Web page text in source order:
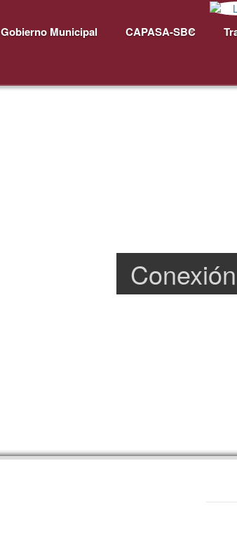
Gobierno Municipal CAPASA-SBC